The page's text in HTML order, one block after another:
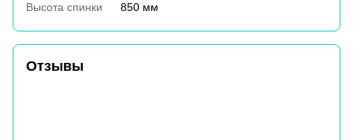
Высота спинки 850 мм
Отзывы